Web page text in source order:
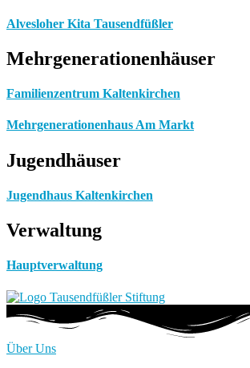
Alvesloher Kita Tausendfüßler
Mehrgenerationenhäuser
Familienzentrum Kaltenkirchen
Mehrgenerationenhaus Am Markt
Jugendhäuser
Jugendhaus Kaltenkirchen
Verwaltung
Hauptverwaltung
Über Uns